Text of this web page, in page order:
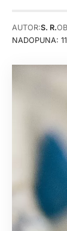
NADOPUNA:
AUTOR:S. R.